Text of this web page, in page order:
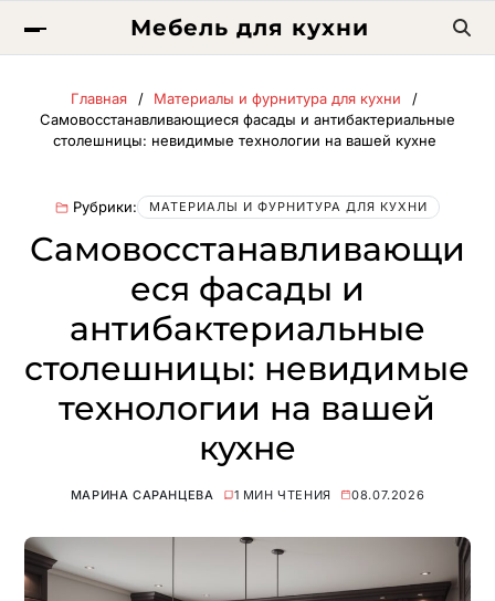
Мебель для кухни
Главная
Материалы и фурнитура для кухни
Самовосстанавливающиеся фасады и антибактериальные
столешницы: невидимые технологии на вашей кухне
Рубрики: МАТЕРИАЛЫ И ФУРНИТУРА ДЛЯ КУХНИ
Самовосстанавливающи
еся фасады и
антибактериальные
столешницы: невидимые
технологии на вашей
кухне
МАРИНА САРАНЦЕВА 1 МИН ЧТЕНИЯ 08.07.2026